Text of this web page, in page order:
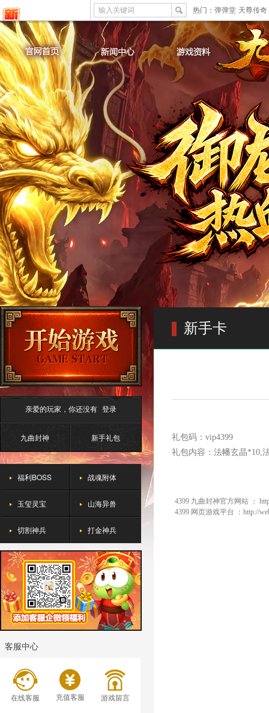
输入关键词 热门： 弹弹堂 天尊传奇
亲爱的玩家，你还没有 登录
九曲封神 新手礼包
福利BOSS 战魂附体
玉玺灵宝 山海异兽
切割神兵 打金神兵
客服中心
在线客服 充值客服 游戏留言
新手卡
礼包码：vip4399
礼包内容：法幡玄晶*10,
4399 九曲封神官方网站 ：
4399 网页游戏平台 ： http://